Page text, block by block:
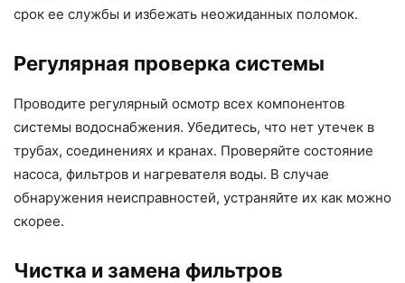
срок ее службы и избежать неожиданных поломок.
Регулярная проверка системы
Проводите регулярный осмотр всех компонентов
системы водоснабжения. Убедитесь, что нет утечек в
трубах, соединениях и кранах. Проверяйте состояние
насоса, фильтров и нагревателя воды. В случае
обнаружения неисправностей, устраняйте их как можно
скорее.
Чистка и замена фильтров